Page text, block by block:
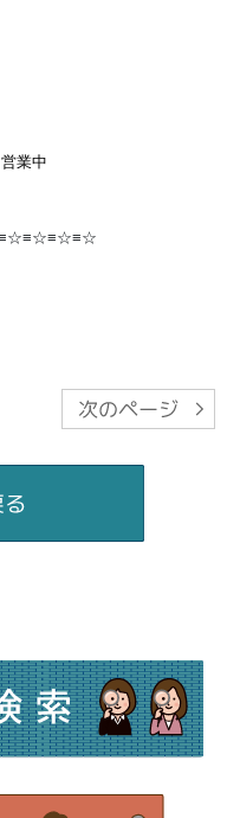
業中